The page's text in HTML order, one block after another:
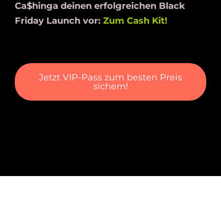
Ca$hinga deinen erfolgreichen Black
Friday Launch vor: Zum Cash Kit!
Jetzt VIP-Pass zum besten Preis
sichern!